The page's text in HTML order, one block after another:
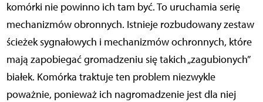
komórki nie powinno ich tam być. To uruchamia serię
mechanizmów obronnych. Istnieje rozbudowany zestaw
ścieżek sygnałowych i mechanizmów ochronnych, które
mają zapobiegać gromadzeniu się takich „zagubionych”
białek. Komórka traktuje ten problem niezwykle
poważnie, ponieważ ich nagromadzenie jest dla niej